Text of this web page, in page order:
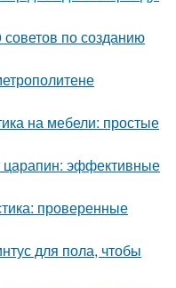
по созданию
на мебели: простые
царапин: эффективные
проверенные
для пола, чтобы